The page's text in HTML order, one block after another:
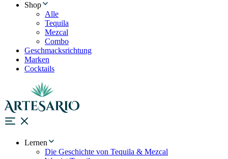
Shop
Alle
Tequila
Mezcal
Combo
Geschmacksrichtung
Marken
Cocktails
Lernen
Die Geschichte von Tequila & Mezcal